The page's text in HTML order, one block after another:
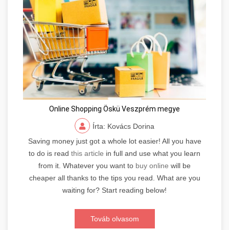
Online Shopping Öskü Veszprém megye
Írta: Kovács Dorina
Saving money just got a whole lot easier! All you have
to do is read this article in full and use what you learn
from it. Whatever you want to buy online will be
cheaper all thanks to the tips you read. What are you
waiting for? Start reading below!
Továb olvasom